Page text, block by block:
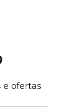
e ofertas